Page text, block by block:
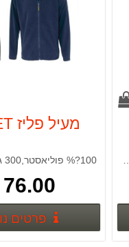
בטנת מיקרו פליז. קיים בכחול ושחור
נוספים
מעיל פליז SIGNET
76.00 ₪
פרטים